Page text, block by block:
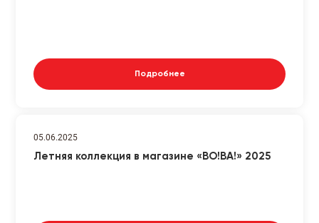
Подробнее
05.06.2025
Летняя коллекция в магазине «ВО!ВА!» 2025